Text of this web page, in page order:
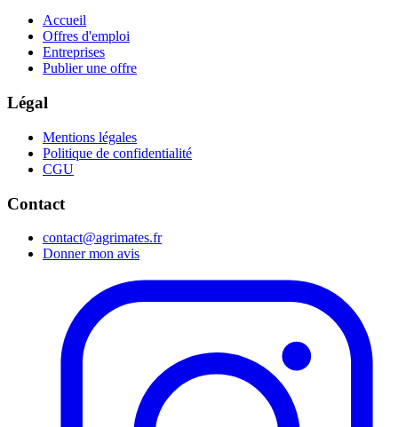
Accueil
Offres d'emploi
Entreprises
Publier une offre
Légal
Mentions légales
Politique de confidentialité
CGU
Contact
contact@agrimates.fr
Donner mon avis